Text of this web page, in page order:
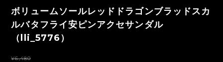
ボリュームソールレッドドラゴンブラッドスカ
ルバタフライ安ピンアクセサンダル
（lli_5776）
¥6,480